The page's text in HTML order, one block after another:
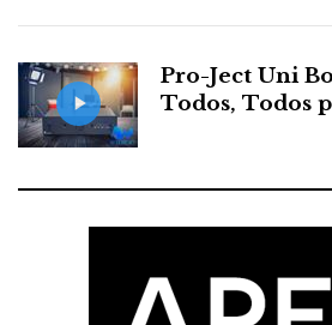
cada audição é um re-descoberta!
Pro-Ject Uni
Todos, Todos